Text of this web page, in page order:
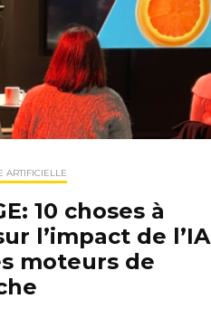
ARTIFICIELLE
10 choses à
l’impact de l’IA
moteurs de